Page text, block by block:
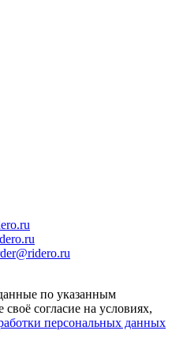
по указанным
согласие на условиях,
персональных данных